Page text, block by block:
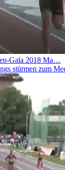
Gala 2018 Ma…
stürmen zum